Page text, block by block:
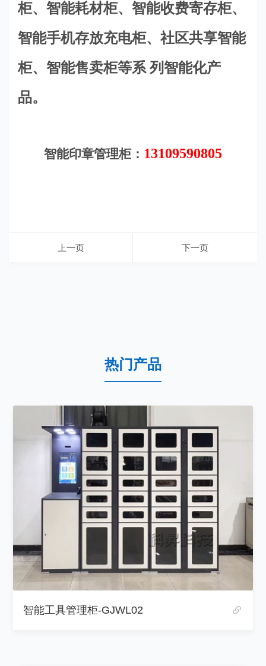
柜、智能耗材柜、智能收费寄存柜、
智能手机存放充电柜、社区共享智能
柜、智能售卖柜等系 列智能化产
品。
智能印章管理柜： 13109590805
上一页 下一页
热门产品
智能工具物料柜-GJWL03